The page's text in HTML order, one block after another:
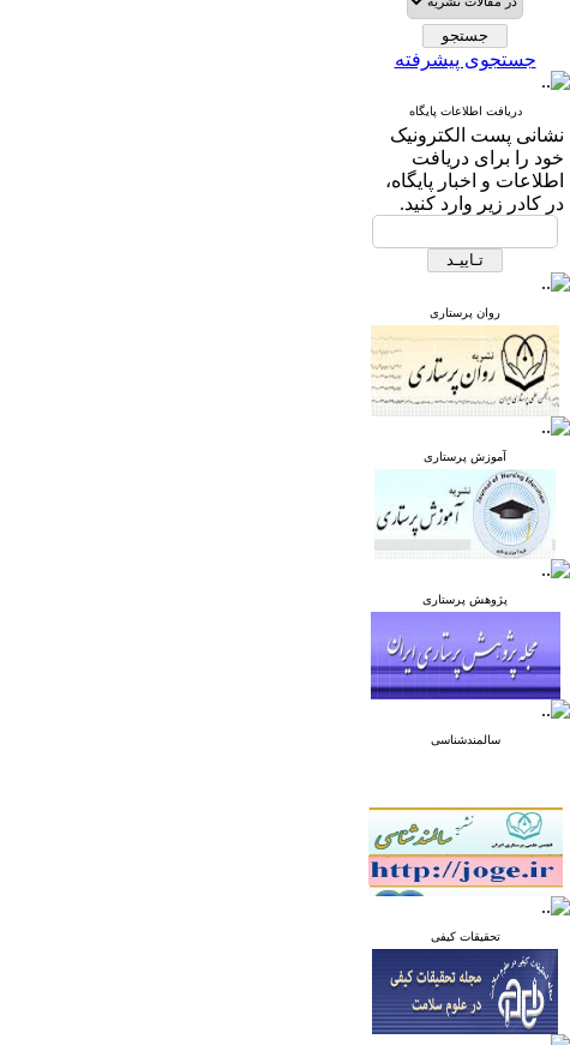
جستجوی پیشرفته
دریافت اطلاعات پایگاه
نشانی پست الکترونیک
خود را برای دریافت
اطلاعات و اخبار پایگاه،
در کادر زیر وارد کنید.
روان پرستاری
آموزش پرستاری
پژوهش پرستاری
سالمندشناسی
تحقیقات کیفی